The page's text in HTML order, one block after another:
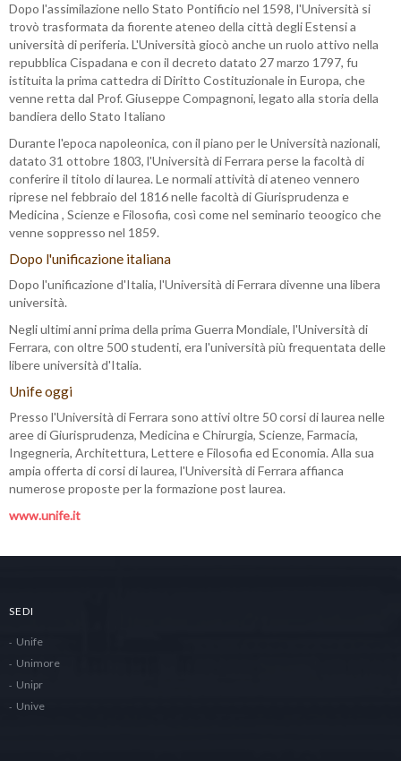
Dopo l'assimilazione nello Stato Pontificio nel 1598, l'Università si
trovò trasformata da fiorente ateneo della città degli Estensi a
università di periferia. L'Università giocò anche un ruolo attivo nella
repubblica Cispadana e con il decreto datato 27 marzo 1797, fu
istituita la prima cattedra di Diritto Costituzionale in Europa, che
venne retta dal Prof. Giuseppe Compagnoni, legato alla storia della
bandiera dello Stato Italiano
Durante l'epoca napoleonica, con il piano per le Università nazionali,
datato 31 ottobre 1803, l'Università di Ferrara perse la facoltà di
conferire il titolo di laurea. Le normali attività di ateneo vennero
riprese nel febbraio del 1816 nelle facoltà di Giurisprudenza e
Medicina , Scienze e Filosofia, così come nel seminario teoogico che
venne soppresso nel 1859.
Dopo l'unificazione italiana
Dopo l'unificazione d'Italia, l'Università di Ferrara divenne una libera
università.
Negli ultimi anni prima della prima Guerra Mondiale, l'Università di
Ferrara, con oltre 500 studenti, era l'università più frequentata delle
libere università d'Italia.
Unife oggi
Presso l'Università di Ferrara sono attivi oltre 50 corsi di laurea nelle
aree di Giurisprudenza, Medicina e Chirurgia, Scienze, Farmacia,
Ingegneria, Architettura, Lettere e Filosofia ed Economia. Alla sua
ampia offerta di corsi di laurea, l'Università di Ferrara affianca
numerose proposte per la formazione post laurea.
www.unife.it
SEDI
Unife
Unimore
Unipr
Unive